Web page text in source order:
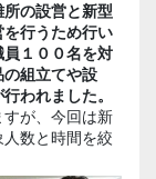
の設営と新型
行うため行い
１００名を対
組立てや設
われました。
が、今回は新
数と時間を絞